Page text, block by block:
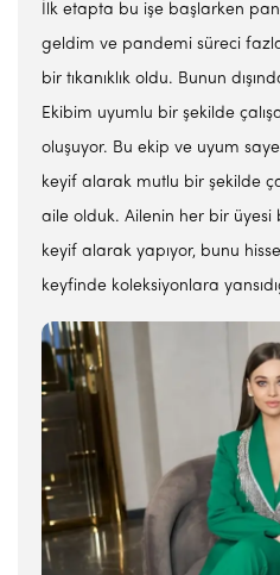
İlk etapta bu işe başlarken
geldim ve pandemi süreci
bir tıkanıklık oldu. Bunun
Ekibim uyumlu bir şekilde
oluşuyor. Bu ekip ve uyum
keyif alarak mutlu bir şekilde
aile olduk. Ailenin her bir üyesi
keyif alarak yapıyor, bunu
keyfinde koleksiyonlara